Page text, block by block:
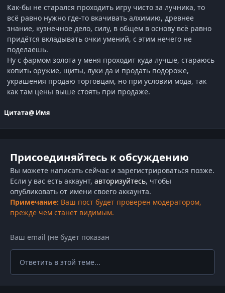
Как-бы не старался проходить игру чисто за лучника, то
всё равно нужно где-то вкачивать алхимию, древнее
знание, кузнечное дело, силу, в общем в основу всё равно
придётся вкладывать очки умений, с этим нечего не
поделаешь.
Ну с фармом золота у меня проходит куда лучше, стараюсь
копить оружие, щиты, луки да и продать подороже,
украшения продаю торговцам, но при условии мода, так
как там цены выше стоять при продаже.
Цитата@ Имя
Присоединяйтесь к обсуждению
Вы можете написать сейчас и зарегистрироваться позже.
Если у вас есть аккаунт, авторизуйтесь, чтобы
опубликовать от имени своего аккаунта.
Примечание: Ваш пост будет проверен модератором,
прежде чем станет видимым.
Ответить в этой теме...